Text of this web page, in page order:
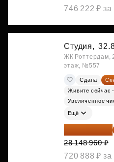
746 222 ₽ за
Студия,
ЖК Роттердам,
этаж, №557
Сдана
Живите сейчас
Увеличенное
Ещё
23 645 126 ₽
28 148 960 ₽
720 888 ₽ за